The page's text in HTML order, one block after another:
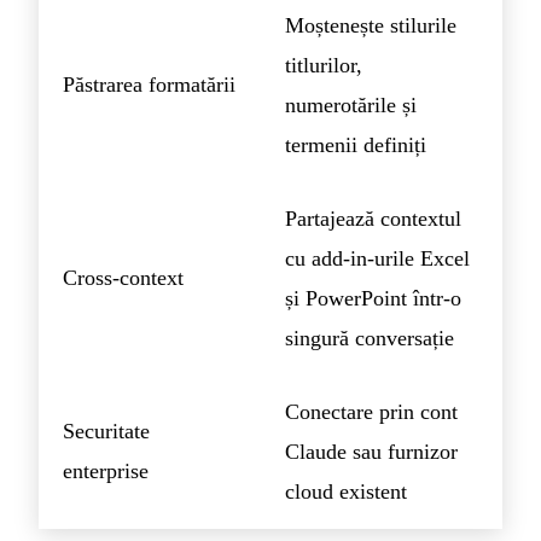
Păstrarea formatării
Moștenește stilurile
titlurilor,
numerotările și
termenii definiți
Cross-context
Partajează contextul
cu add-in-urile Excel
și PowerPoint într-o
singură conversație
Securitate
enterprise
Conectare prin cont
Claude sau furnizor
cloud existent